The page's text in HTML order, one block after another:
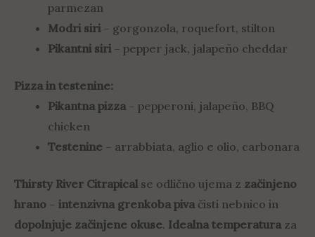
parmezan
Modri siri– gorgonzola, roquefort, stilton
Pikantni siri– pepper jack, jalapeño cheddar
Pizza in testenine:
Pikantna pizza– pepperoni, jalapeño, BBQ
chicken
Testenine – arrabbiata, aglio e olio, carbonara
Thirsty River Citrapical se odlično ujema z začinjeno
hrano – intenzivna grenkoba pivačisti nebnico in
dopolnjuje začinjene okuse. Idealna temperaturaza